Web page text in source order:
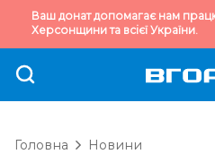
Ваш донат допомагає нам
Херсонщини та всієї України.
Головна Новини